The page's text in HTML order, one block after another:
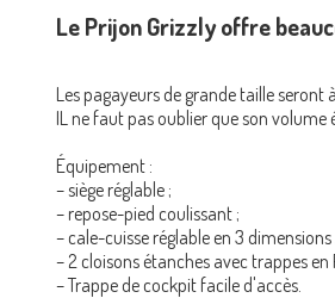
Le Prijon Grizzly offre
Les pagayeurs de grande taille seront
IL ne faut pas oublier que son volume
Équipement :
– siège réglable ;
– repose-pied coulissant ;
– cale-cuisse réglable en 3 dimensions
– 2 cloisons étanches avec trappes en
– Trappe de cockpit facile d'accès.